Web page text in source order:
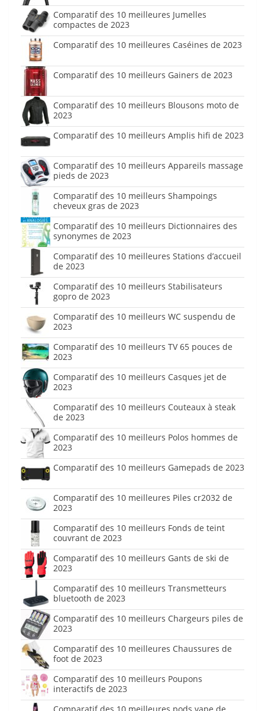
Comparatif des 10 meilleures Jumelles
compactes de 2023
Comparatif des 10 meilleures Caséines de 2023
Comparatif des 10 meilleurs Gainers de 2023
Comparatif des 10 meilleurs Blousons moto de
2023
Comparatif des 10 meilleurs Amplis hifi de 2023
Comparatif des 10 meilleurs Appareils massage
pieds de 2023
Comparatif des 10 meilleurs Shampoings
cheveux gras de 2023
Comparatif des 10 meilleurs Dictionnaires des
synonymes de 2023
Comparatif des 10 meilleures Stations d’accueil
de 2023
Comparatif des 10 meilleurs Stabilisateurs
gopro de 2023
Comparatif des 10 meilleurs WC suspendu de
2023
Comparatif des 10 meilleurs TV 65 pouces de
2023
Comparatif des 10 meilleurs Casques jet de
2023
Comparatif des 10 meilleurs Couteaux à steak
de 2023
Comparatif des 10 meilleurs Polos hommes de
2023
Comparatif des 10 meilleurs Gamepads de 2023
Comparatif des 10 meilleures Piles cr2032 de
2023
Comparatif des 10 meilleurs Fonds de teint
couvrant de 2023
Comparatif des 10 meilleurs Gants de ski de
2023
Comparatif des 10 meilleurs Transmetteurs
bluetooth de 2023
Comparatif des 10 meilleurs Chargeurs piles de
2023
Comparatif des 10 meilleures Chaussures de
foot de 2023
Comparatif des 10 meilleurs Poupons
interactifs de 2023